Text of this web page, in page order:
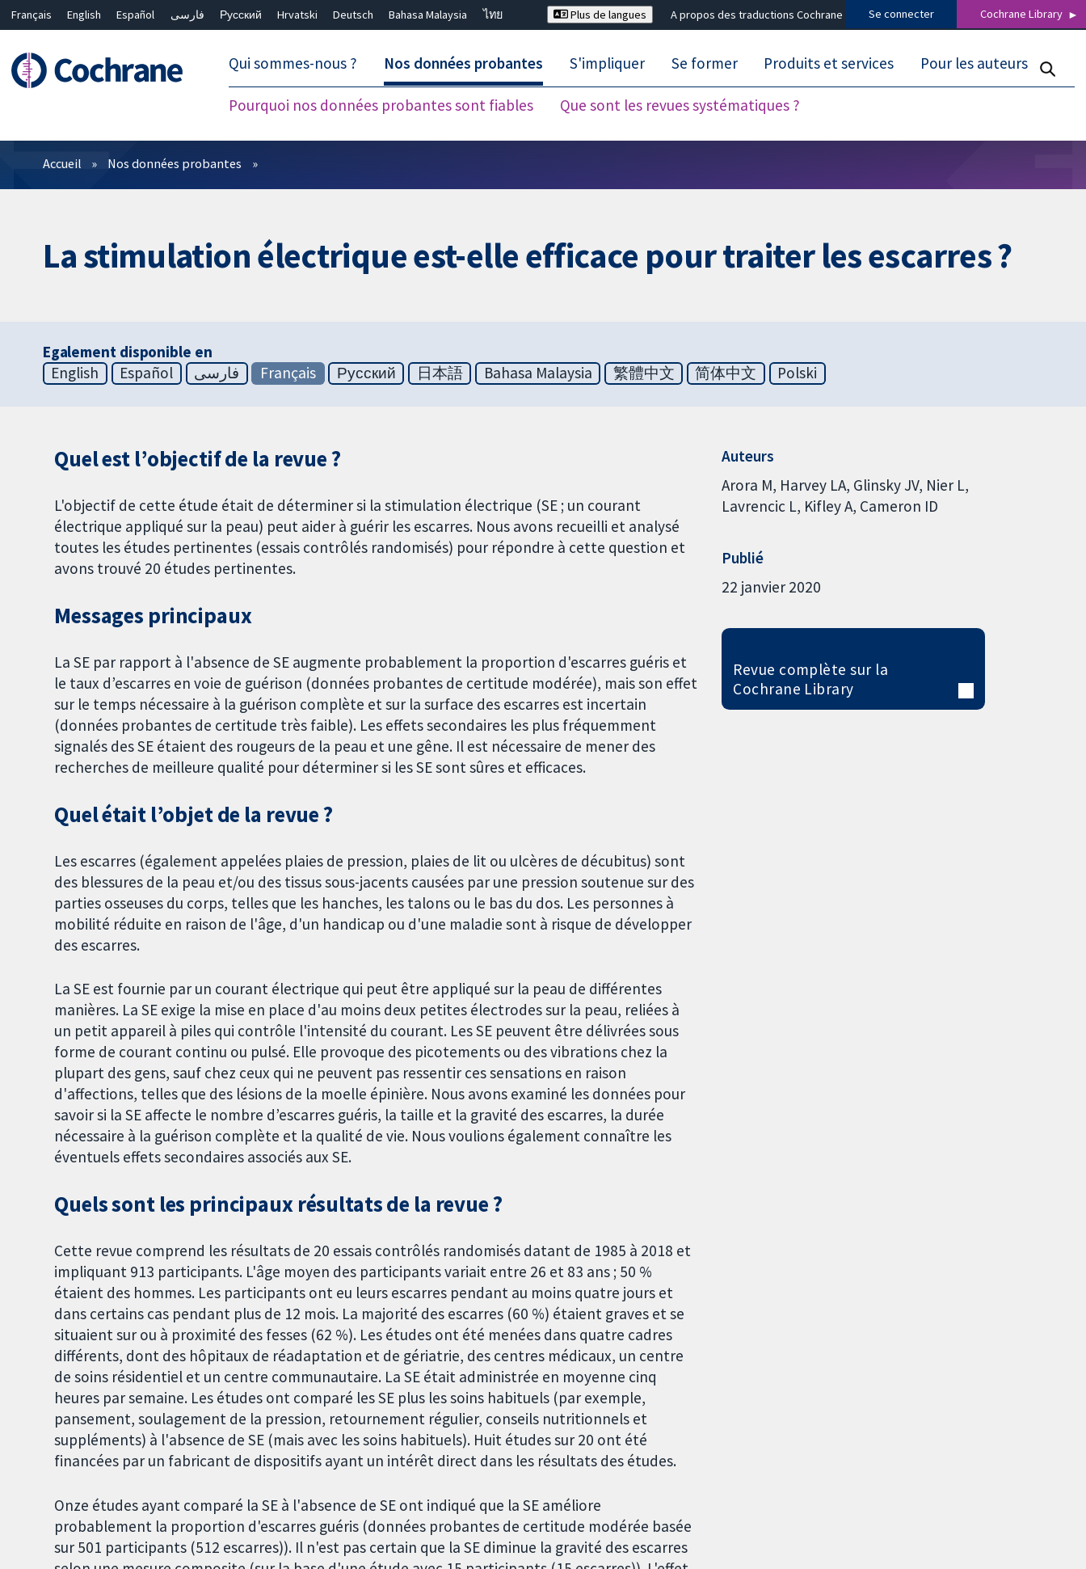
Français English Español فارسی Русский Hrvatski Deutsch Bahasa Malaysia
ไทย
Plus de langues A propos des traductions Cochrane Se connecter Cochrane Library
Qui sommes-nous ? Nos données probantes
Pourquoi nos données probantes sont fiables Que sont les revues systématiques ?
S'impliquer Se former Produits et services Pour les auteurs
Filtres
Accueil Nos données probantes
La stimulation électrique est-elle efficace pour traiter les escarres ?
Egalement disponible en
English
Español فارسی Français Русский 日本語 Bahasa Malaysia 繁體中文 简体中文 Polski
Quel est l’objectif de la revue ?
L'objectif de cette étude était de déterminer si la stimulation électrique (SE ; un courant
électrique appliqué sur la peau) peut aider à guérir les escarres. Nous avons recueilli et analysé
toutes les études pertinentes (essais contrôlés randomisés) pour répondre à cette question et
avons trouvé 20 études pertinentes.
Messages principaux
La SE par rapport à l'absence de SE augmente probablement la proportion d'escarres guéris et
le taux d’escarres en voie de guérison (données probantes de certitude modérée), mais son effet
sur le temps nécessaire à la guérison complète et sur la surface des escarres est incertain
(données probantes de certitude très faible). Les effets secondaires les plus fréquemment
signalés des SE étaient des rougeurs de la peau et une gêne. Il est nécessaire de mener des
recherches de meilleure qualité pour déterminer si les SE sont sûres et efficaces.
Quel était l’objet de la revue ?
Les escarres (également appelées plaies de pression, plaies de lit ou ulcères de décubitus) sont
des blessures de la peau et/ou des tissus sous-jacents causées par une pression soutenue sur des
parties osseuses du corps, telles que les hanches, les talons ou le bas du dos. Les personnes à
mobilité réduite en raison de l'âge, d'un handicap ou d'une maladie sont à risque de développer
des escarres.
La SE est fournie par un courant électrique qui peut être appliqué sur la peau de différentes
manières. La SE exige la mise en place d'au moins deux petites électrodes sur la peau, reliées à
un petit appareil à piles qui contrôle l'intensité du courant. Les SE peuvent être délivrées sous
forme de courant continu ou pulsé. Elle provoque des picotements ou des vibrations chez la
plupart des gens, sauf chez ceux qui ne peuvent pas ressentir ces sensations en raison
d'affections, telles que des lésions de la moelle épinière. Nous avons examiné les données pour
savoir si la SE affecte le nombre d’escarres guéris, la taille et la gravité des escarres, la durée
nécessaire à la guérison complète et la qualité de vie. Nous voulions également connaître les
éventuels effets secondaires associés aux SE.
Quels sont les principaux résultats de la revue ?
Cette revue comprend les résultats de 20 essais contrôlés randomisés datant de 1985 à 2018 et
impliquant 913 participants. L'âge moyen des participants variait entre 26 et 83 ans ; 50 %
étaient des hommes. Les participants ont eu leurs escarres pendant au moins quatre jours et
dans certains cas pendant plus de 12 mois. La majorité des escarres (60 %) étaient graves et se
situaient sur ou à proximité des fesses (62 %). Les études ont été menées dans quatre cadres
différents, dont des hôpitaux de réadaptation et de gériatrie, des centres médicaux, un centre
de soins résidentiel et un centre communautaire. La SE était administrée en moyenne cinq
heures par semaine. Les études ont comparé les SE plus les soins habituels (par exemple,
pansement, soulagement de la pression, retournement régulier, conseils nutritionnels et
suppléments) à l'absence de SE (mais avec les soins habituels). Huit études sur 20 ont été
financées par un fabricant de dispositifs ayant un intérêt direct dans les résultats des études.
Onze études ayant comparé la SE à l'absence de SE ont indiqué que la SE améliore
probablement la proportion d'escarres guéris (données probantes de certitude modérée basée
sur 501 participants (512 escarres)). Il n'est pas certain que la SE diminue la gravité des escarres
Auteurs
Arora M Harvey LA Glinsky JV Nier L
Lavrencic L Kifley A Cameron ID
Publié
22 janvier 2020
Revue complète sur la
Cochrane Library